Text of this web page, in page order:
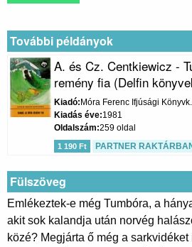
További példányok
A. és Cz. Centkiewicz -
remény fia (Delfin
Kiadó Móra Ferenc Ifjúsági Könyvk.
Kiadás éve 1981
Oldalszám 259 oldal
1 190 Ft PARTNER
Fülszöveg
Emlékeztek-e még Tumbóra, a
akit sok kalandja után norvég
közé? Megjárta ő még a